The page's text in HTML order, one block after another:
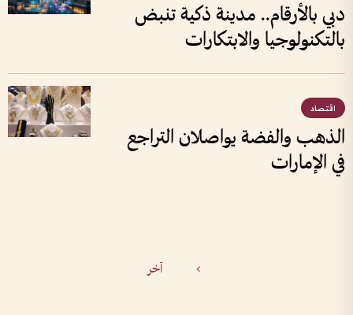
دبي بالأرقام.. مدينة ذكية تنبض
بالتكنولوجيا والابتكارات
اقتصاد
الذهب والفضة يواصلان التراجع
في الإمارات
> آخر